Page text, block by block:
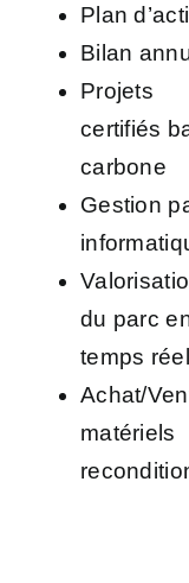
Plan
Bilan
Projets
certifiés
carbone
Gestion
du parc
temps réel
Achat/
matériels